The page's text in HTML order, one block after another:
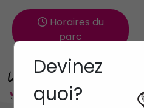
Horaires du
parc
Devinez
quoi?